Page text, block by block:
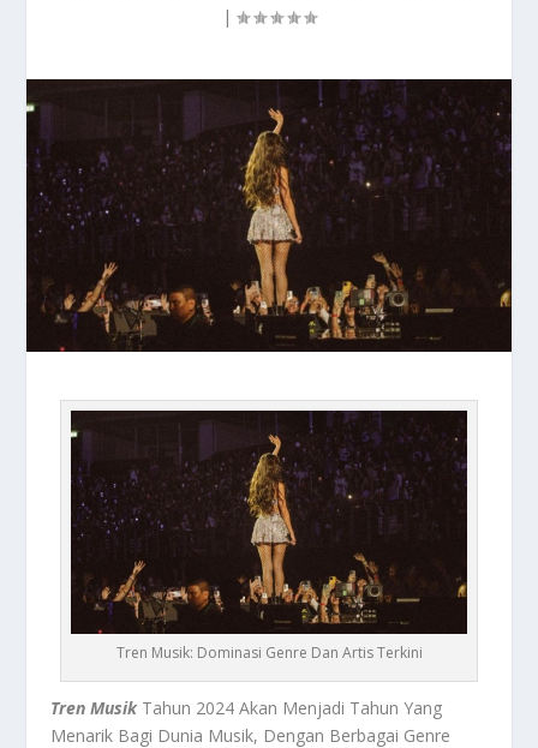
|
Tren Musik: Dominasi Genre Dan Artis Terkini
Tren MusikTahun 2024 Akan Menjadi Tahun Yang
Menarik Bagi Dunia Musik, Dengan Berbagai Genre